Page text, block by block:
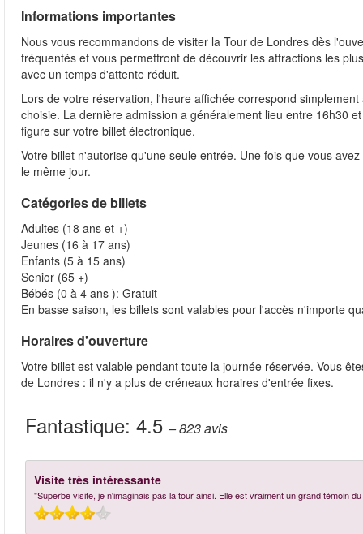
Informations importantes
Nous vous recommandons de visiter la Tour de Londres dès
fréquentés et vous permettront de découvrir les attractions les
avec un temps d'attente réduit.
Lors de votre réservation, l'heure affichée correspond
choisie. La dernière admission a généralement lieu entre 16h30
figure sur votre billet électronique.
Votre billet n'autorise qu'une seule entrée. Une fois que vous
le même jour.
Catégories de billets
Adultes (18 ans et +)
Jeunes (16 à 17 ans)
Enfants (5 à 15 ans)
Senior (65 +)
Bébés (0 à 4 ans ): Gratuit
En basse saison, les billets sont valables pour l'accès n'importe
Horaires d'ouverture
Votre billet est valable pendant toute la journée réservée. Vous
de Londres : il n'y a plus de créneaux horaires d'entrée fixes.
Fantastique: 4.5 – 823avis
Visite très intéressante
"Superbe visite, je n'imaginais pas la tour ainsi. Elle est vraiment un grand témoin